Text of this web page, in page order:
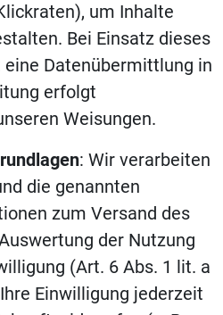
um Inhalte
Bei Einsatz dieses
Datenübermittlung in
erfolgt
Weisungen.
: Wir verarbeiten
die genannten
zum Versand des
der Nutzung
(Art. 6 Abs. 1 lit. a
Einwilligung jederzeit